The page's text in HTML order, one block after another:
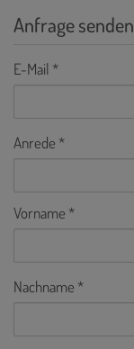
Anfrage senden
E-Mail
Anrede
Vorname
Nachname